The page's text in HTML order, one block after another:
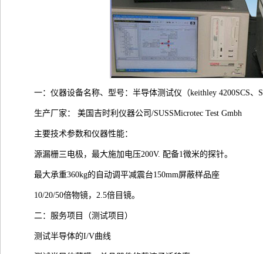
一：仪器设备名称、型号：半导体测试仪（keithley 4200SCS
生产厂家： 美国吉时利仪器公司/SUSSMicrotec Test Gmbh
主要技术参数和仪器性能：
源漏栅三电极，最大施加电压200V. 配备1微米的探针。
最大承重360kg的自动调平减震台150mm屏蔽样品座
10/20/50倍物镜，2.5倍目镜。
二：服务项目（测试项目）
测试半导体的I/V曲线